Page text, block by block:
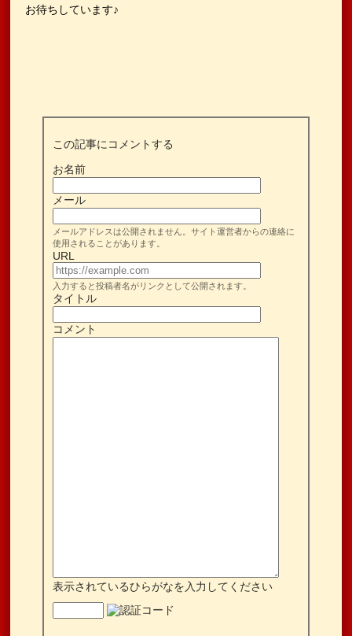
お待ちしています♪
この記事にコメントする
お名前
メール
メールアドレスは公開されません。サイト運営者からの連絡に
使用されることがあります。
URL
入力すると投稿者名がリンクとして公開されます。
タイトル
コメント
表示されているひらがなを入力してください